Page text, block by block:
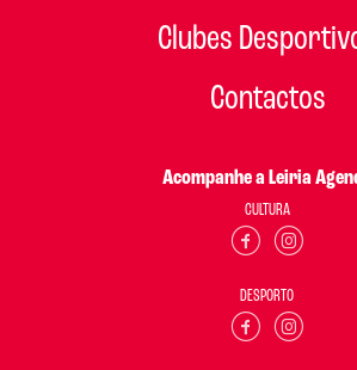
Clubes
Contactos
Acompanhe a Leiria
CULTURA
DESPORTO